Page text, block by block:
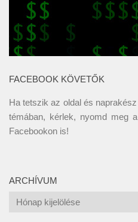
FACEBOOK KÖVETŐK
Ha tetszik az oldal és
témában, kérlek, nyomd meg
Facebookon is!
ARCHÍVUM
Archívum